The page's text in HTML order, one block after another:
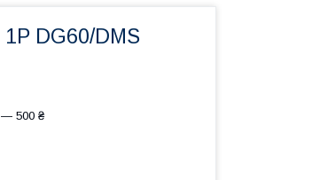
DG60/DMS
— 500 ₴